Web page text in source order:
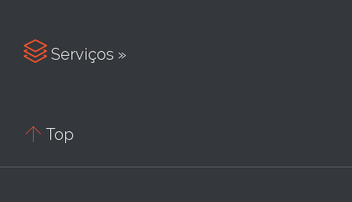
 Serviços »
 Top